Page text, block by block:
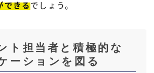
できる でしょう。
ト担当者と積極的な
ーションを図る